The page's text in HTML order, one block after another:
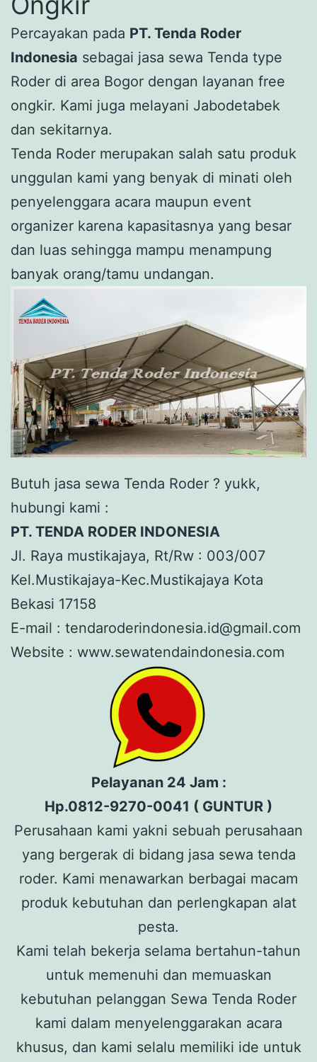
Percayakan pada PT. Tenda Roder
Indonesia sebagai jasa sewa Tenda type
Roder di area Bogor dengan layanan free
ongkir. Kami juga melayani Jabodetabek
dan sekitarnya.
Tenda Roder merupakan salah satu produk
unggulan kami yang benyak di minati oleh
penyelenggara acara maupun event
organizer karena kapasitasnya yang besar
dan luas sehingga mampu menampung
banyak orang/tamu undangan.
Butuh jasa sewa Tenda Roder ? yukk,
hubungi kami :
PT. TENDA RODER INDONESIA
Jl. Raya mustikajaya, Rt/Rw : 003/007
Kel.Mustikajaya-Kec.Mustikajaya Kota
Bekasi 17158
E-mail : tendaroderindonesia.id@gmail.com
Website : www.sewatendaindonesia.com
Pelayanan 24 Jam :
Hp.0812-9270-0041 ( GUNTUR )
Perusahaan kami yakni sebuah perusahaan
yang bergerak di bidang jasa sewa tenda
roder. Kami menawarkan berbagai macam
produk kebutuhan dan perlengkapan alat
pesta.
Kami telah bekerja selama bertahun-tahun
untuk memenuhi dan memuaskan
kebutuhan pelanggan Sewa Tenda Roder
kami dalam menyelenggarakan acara
khusus, dan kami selalu memiliki ide untuk